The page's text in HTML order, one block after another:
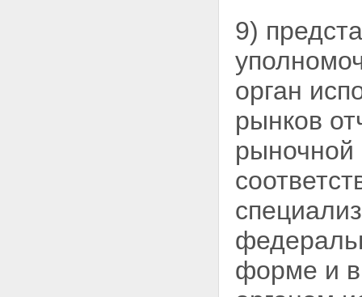
9)
орган
рынков
рыночной
форме и